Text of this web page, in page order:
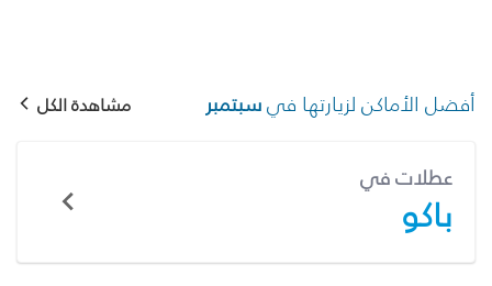
أفضل الأماكن لزيارتها فيسبتمبر مشاهدة الكل
عطلات في
باكو